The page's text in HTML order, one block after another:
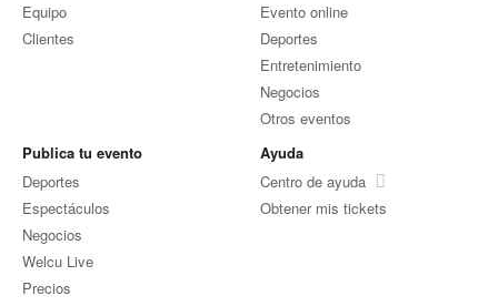
Equipo
Clientes
Evento online
Deportes
Entretenimiento
Negocios
Otros eventos
Publica tu evento
Deportes
Espectáculos
Negocios
Welcu Live
Precios
Ayuda
Centro de ayuda
Obtener mis tickets